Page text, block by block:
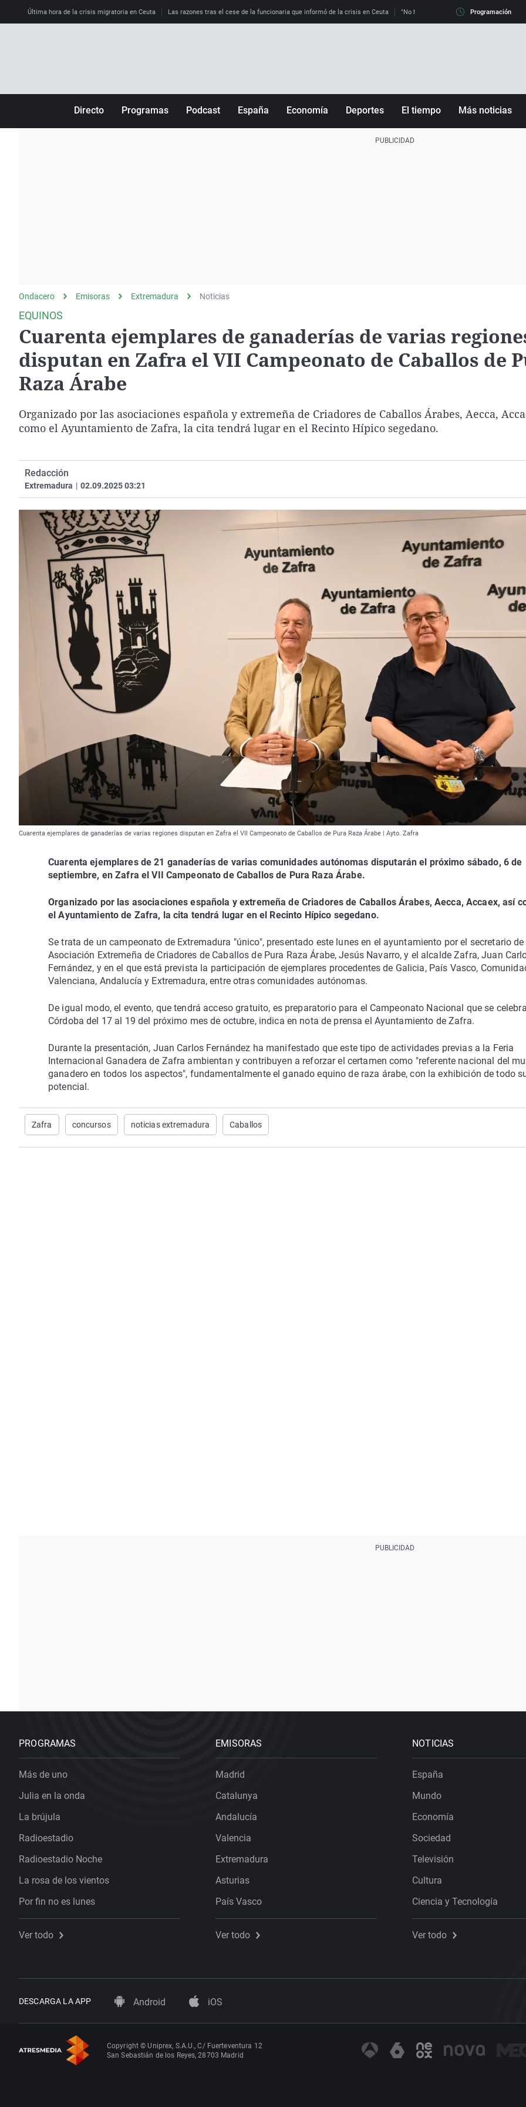
Última hora de la crisis migratoria en Ceuta Las razones tras el cese de la funcionaria que informó de la crisis en Ceuta "No hay mafias, que no nos engañen":
Programación
Directo Programas Podcast
Operación Viuda
Negra
España
Navarra
Economía Deportes El tiempo Más noticias
Ondacero Emisoras Extremadura Noticias
EQUINOS
Cuarenta ejemplares de ganaderías de varias
disputan en Zafra el VII Campeonato de Caballos de
Raza Árabe
Organizado por las asociaciones española y extremeña de Criadores de Caballos Árabes, Aecca,
como el Ayuntamiento de Zafra, la cita tendrá lugar en el Recinto Hípico segedano.
Redacción
Extremadura | 02.09.2025 03:21
Cuarenta ejemplares de ganaderías de varias regiones disputan en Zafra el VII Campeonato de Caballos de Pura Raza Árabe | Ayto. Zafra
Cuarenta ejemplares de 21 ganaderías de varias comunidades autónomas disputarán el próximo sábado, 6 de
septiembre, en Zafra el VII Campeonato de Caballos de Pura Raza Árabe.
Organizado por las asociaciones española y extremeña de Criadores de Caballos Árabes, Aecca, Accaex, así
el Ayuntamiento de Zafra, la cita tendrá lugar en el Recinto Hípico segedano.
Se trata de un campeonato de Extremadura "único", presentado este lunes en el ayuntamiento por el secretario de
Asociación Extremeña de Criadores de Caballos de Pura Raza Árabe, Jesús Navarro, y el alcalde Zafra, Juan
Fernández, y en el que está prevista la participación de ejemplares procedentes de Galicia, País Vasco,
Valenciana, Andalucía y Extremadura, entre otras comunidades autónomas.
De igual modo, el evento, que tendrá acceso gratuito, es preparatorio para el Campeonato Nacional que se
Córdoba del 17 al 19 del próximo mes de octubre, indica en nota de prensa el Ayuntamiento de Zafra.
Durante la presentación, Juan Carlos Fernández ha manifestado que este tipo de actividades previas a la Feria
Internacional Ganadera de Zafra ambientan y contribuyen a reforzar el certamen como "referente nacional del
ganadero en todos los aspectos", fundamentalmente el ganado equino de raza árabe, con la exhibición de todo
potencial.
Zafra concursos noticias extremadura Caballos
PROGRAMAS
Más de uno
Julia en la onda
La brújula
Radioestadio
Radioestadio Noche
La rosa de los vientos
Por fin no es lunes
Ver todo
EMISORAS
Madrid
Catalunya
Andalucía
Valencia
Extremadura
Asturias
País Vasco
Ver todo
NOTICIAS
España
Mundo
Economía
Sociedad
Televisión
Cultura
Ciencia y Tecnología
Ver todo
DESCARGA LA APP Android iOS
Copyright © Uniprex, S.A.U., C/ Fuerteventura 12
San Sebastián de los Reyes, 28703 Madrid